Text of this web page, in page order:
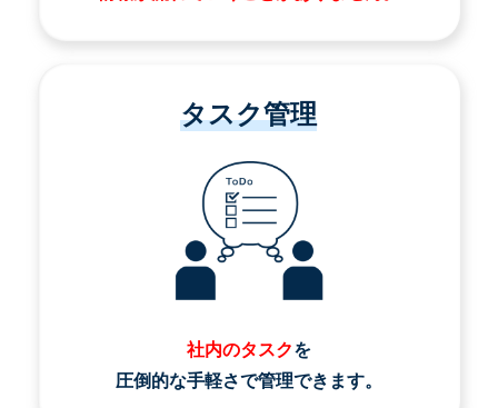
タスク管理
社内のタスクを
圧倒的な手軽さで管理できます。